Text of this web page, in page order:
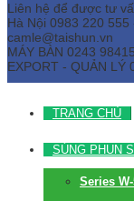
Liên hệ để được tư
Hà Nội 0983 220 555
camle@taishun.vn
MÁY BÀN 0243
EXPORT - QUẢN LÝ
TRANG CHỦ
SÚNG PHUN
Series